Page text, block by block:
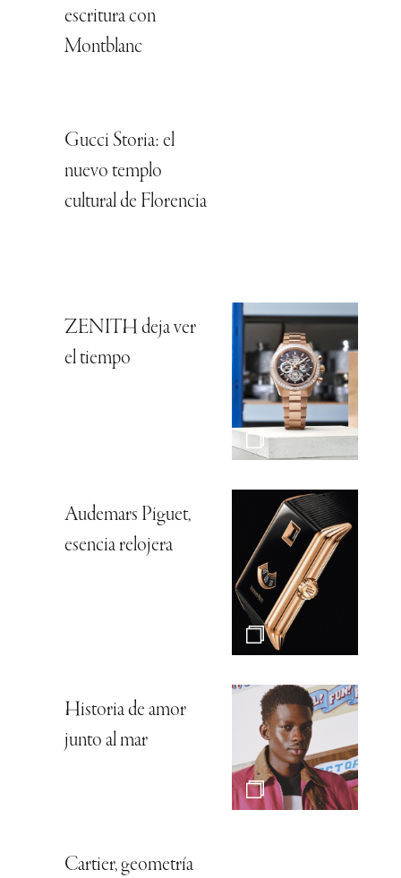
escritura con
Montblanc
Gucci Storia: el
nuevo templo
cultural de Florencia
ZENITH deja ver
el tiempo
Audemars Piguet,
esencia relojera
Historia de amor
junto al mar
Cartier, geometría